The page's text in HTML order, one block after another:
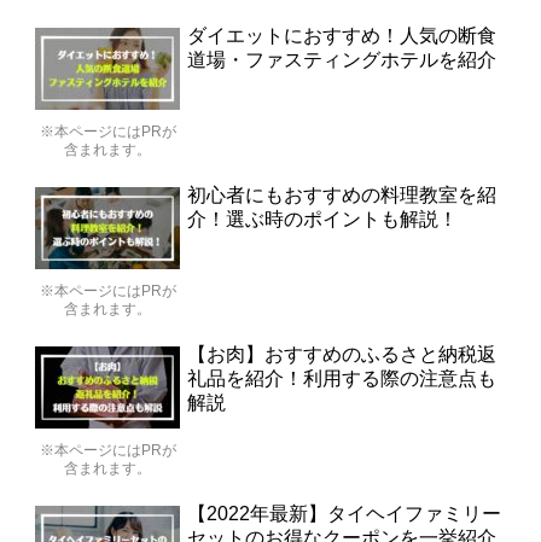
※本ページにはPRが
含まれます。
ダイエットにおすすめ！人気の断食
道場・ファスティングホテルを紹介
※本ページにはPRが
含まれます。
初心者にもおすすめの料理教室を紹
介！選ぶ時のポイントも解説！
※本ページにはPRが
含まれます。
【お肉】おすすめのふるさと納税返
礼品を紹介！利用する際の注意点も
解説
【2022年最新】タイヘイファミリー
セットのお得なクーポンを一挙紹介